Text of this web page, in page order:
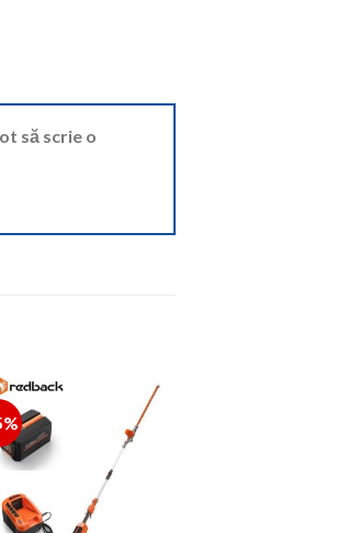
să scrie o